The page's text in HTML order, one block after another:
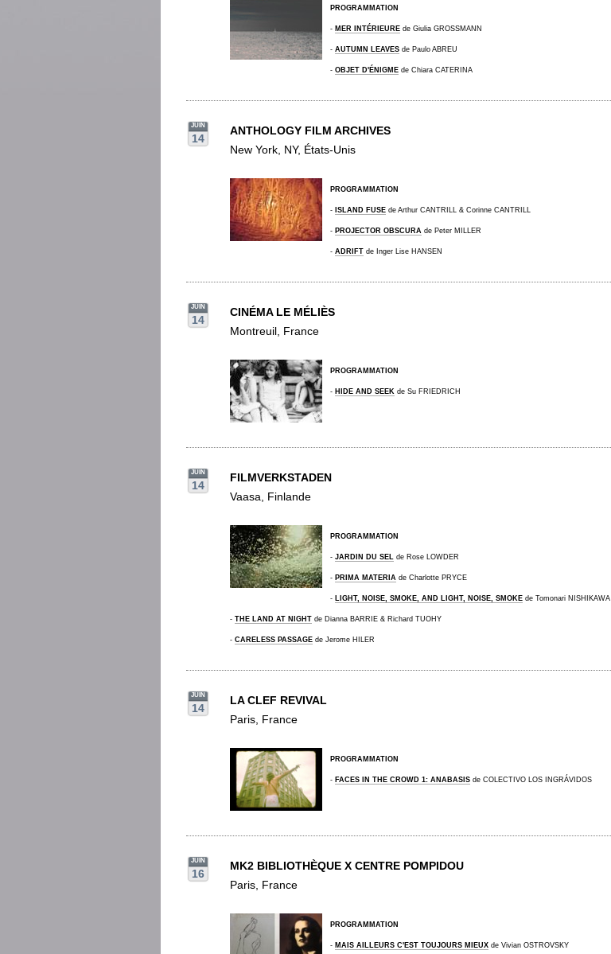
PROGRAMMATION
- MER INTÉRIEURE de Giulia GROSSMANN
- AUTUMN LEAVES de Paulo ABREU
- OBJET D'ÉNIGME de Chiara CATERINA
JUIN
14
ANTHOLOGY FILM ARCHIVES
New York, NY, États-Unis
PROGRAMMATION
- ISLAND FUSE de Arthur CANTRILL & Corinne CANTRILL
- PROJECTOR OBSCURA de Peter MILLER
- ADRIFT de Inger Lise HANSEN
JUIN
14
CINÉMA LE MÉLIÈS
Montreuil, France
PROGRAMMATION
- HIDE AND SEEK de Su FRIEDRICH
JUIN
14
FILMVERKSTADEN
Vaasa, Finlande
PROGRAMMATION
- JARDIN DU SEL de Rose LOWDER
- PRIMA MATERIA de Charlotte PRYCE
- LIGHT, NOISE, SMOKE, AND LIGHT, NOISE, SMOKE de Tomonari NISHIKAWA
- THE LAND AT NIGHT de Dianna BARRIE & Richard TUOHY
- CARELESS PASSAGE de Jerome HILER
JUIN
14
LA CLEF REVIVAL
Paris, France
PROGRAMMATION
- FACES IN THE CROWD 1: ANABASIS de COLECTIVO LOS INGRÁVIDOS
JUIN
16
MK2 BIBLIOTHÈQUE X CENTRE POMPIDOU
Paris, France
PROGRAMMATION
- MAIS AILLEURS C'EST TOUJOURS MIEUX de Vivian OSTROVSKY